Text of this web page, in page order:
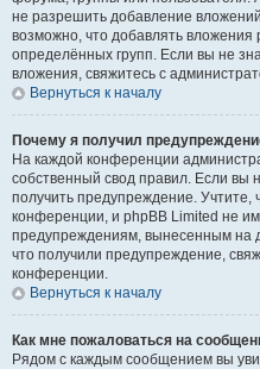
не разрешить добавление
возможно, что добавлять
определённых групп. Если вы не
вложения, свяжитесь с
Вернуться к началу
Почему я получил
На каждой конференции
собственный свод правил. Если вы
получить предупреждение.
конференции, и phpBB Limited не
предупреждениям, вынесенным на
что получили предупреждение,
конференции.
Вернуться к началу
Как мне пожаловаться на
Рядом с каждым сообщением вы